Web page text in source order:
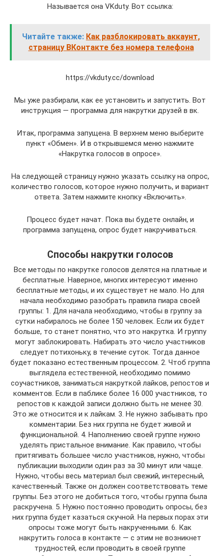
Называется она VKduty. Вот ссылка:
Читайте также: Как разблокировать аккаунт,
страницу ВКонтакте без номера телефона
https://vkduty.cc/download
Мы уже разбирали, как ее установить и запустить. Вот
инструкция — программа для накрутки друзей в вк.
Итак, программа запущена. В верхнем меню выберите
пункт «Обмен». И в открывшемся меню нажмите
«Накрутка голосов в опросе».
На следующей страницу нужно указать ссылку на опрос,
количество голосов, которое нужно получить, и вариант
ответа. Затем нажмите кнопку «Включить».
Процесс будет начат. Пока вы будете онлайн, и
программа запущена, опрос будет накручиваться.
Способы накрутки голосов
Все методы по накрутке голосов делятся на платные и
бесплатные. Наверное, многих интересуют именно
бесплатные методы, и их существует не мало. Но для
начала необходимо разобрать правила пиара своей
группы: 1. Для начала необходимо, чтобы в группу за
сутки набиралось не более 150 человек. Если их будет
больше, то станет понятно, что это накрутка. И группу
могут заблокировать. Набирать это число участников
следует потихоньку, в течение суток. Тогда данное
будет показано естественным процессом. 2. Чтоб группа
выглядела естественной, необходимо помимо
соучастников, заниматься накруткой лайков, репостов и
комментов. Если в паблике более 16 000 участников, то
репостов к каждой записи должно быть не менее 30.
Это же относится и к лайкам. 3. Не нужно забывать про
комментарии. Без них группа не будет живой и
функциональной. 4. Наполнению своей группе нужно
уделять пристальное внимание. Как правило, чтобы
притягивать большее число участников, нужно, чтобы
публикации выходили один раз за 30 минут или чаще.
Нужно, чтобы весь материал был свежий, интересный,
качественный. Также он должен соответствовать теме
группы. Без этого не добиться того, чтобы группа была
раскручена. 5. Нужно постоянно проводить опросы, без
них группа будет казаться скучной. На первых порах эти
опросы тоже могут быть накрученными. 6. Как
накрутить голоса в контакте — с этим не возникнет
трудностей, если проводить в своей группе